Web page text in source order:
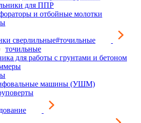
для ППР
и отбойные молотки
сверлильные#точильные
точильные
для работы с грунтами и бетоном
машины (УШМ)